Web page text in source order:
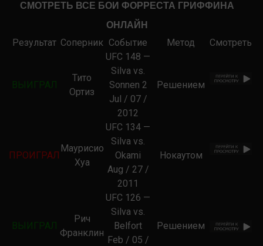
СМОТРЕТЬ ВСЕ БОИ ФОРРЕСТА ГРИФФИНА
ОНЛАЙН
Результат Соперник Событие Метод Смотреть
ВЫИГРАЛ
Тито
Ортиз
UFC 148 —
Silva vs.
Sonnen 2
Jul / 07 /
2012
Решением
ПРОИГРАЛ
Маурисио
Хуа
UFC 134 —
Silva vs.
Okami
Aug / 27 /
2011
Нокаутом
ВЫИГРАЛ
Рич
Франклин
UFC 126 —
Silva vs.
Belfort
Feb / 05 /
Решением